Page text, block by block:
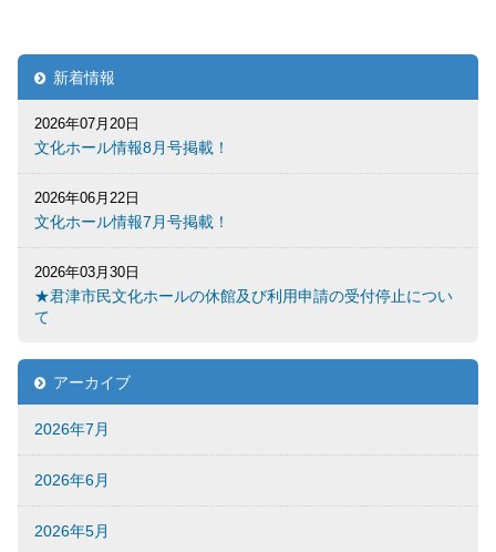
新着情報
2026年07月20日
文化ホール情報8月号掲載！
2026年06月22日
文化ホール情報7月号掲載！
2026年03月30日
★君津市民文化ホールの休館及び利用申請の受付停止につい
て
アーカイブ
2026年7月
2026年6月
2026年5月